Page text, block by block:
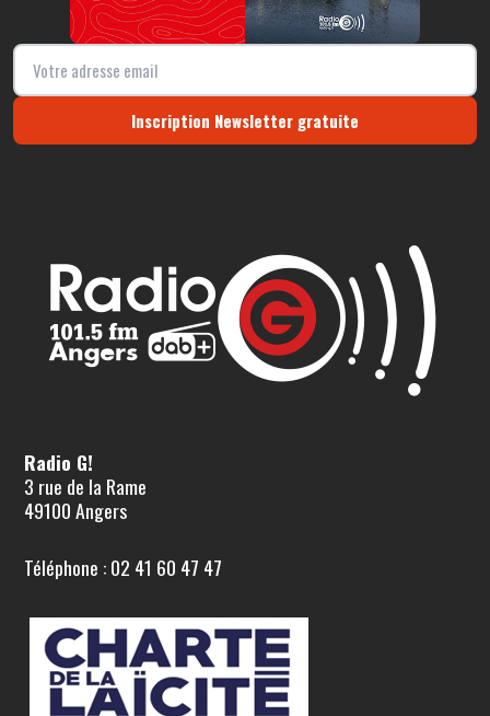
Inscription Newsletter gratuite
Radio G!
3 rue de la Rame
49100 Angers
Téléphone : 02 41 60 47 47